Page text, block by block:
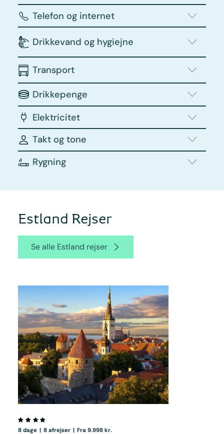
Telefon og internet
Drikkevand og hygiejne
Transport
Drikkepenge
Elektricitet
Takt og tone
Rygning
Estland Rejser
Se alle Estland rejser
8 dage | 8 afrejser | Fra 9.998 kr.